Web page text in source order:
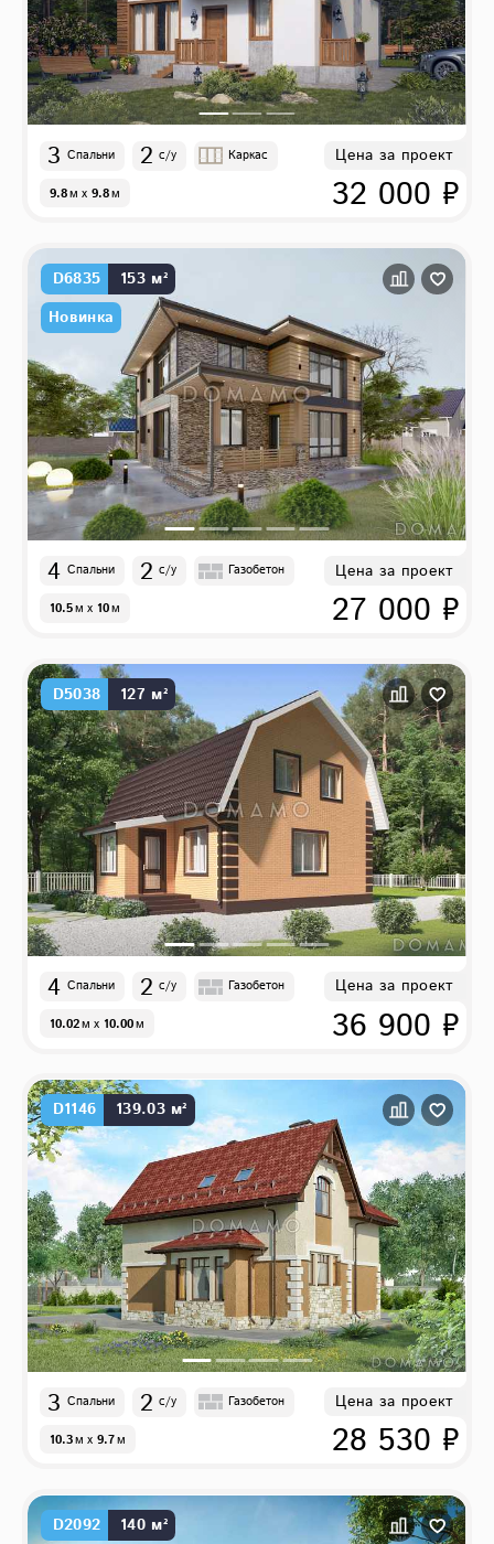
3 Спальни 2 с/у Каркас
9.8м x 9.8м
Цена за проект
32 000 ₽
D6835
153 м²
Новинка
4 Спальни 2 с/у Газобетон
10.5м x 10м
Цена за проект
27 000 ₽
D5038 127 м²
4 Спальни 2 с/у Газобетон
10.02м x 10.00м
Цена за проект
36 900 ₽
D1146 139.03 м²
3 Спальни 2 с/у Газобетон
10.3м x 9.7м
Цена за проект
28 530 ₽
D2092 140 м²